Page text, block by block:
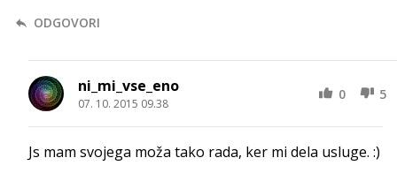
ODGOVORI
ni_mi_vse_eno
07. 10. 2015 09.38
0 5
Js mam svojega moža tako rada, ker mi dela usluge. :)